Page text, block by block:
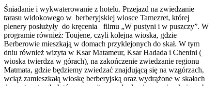
Śniadanie i wykwaterowanie z hotelu. Przejazd na zwiedzanie
tarasu widokowego w berberyjskiej wiosce Tamezret, której
plenery posłużyły do kręcenia filmu „W pustyni i w puszczy”. W
programie również: Toujene, czyli kolejna wioska, gdzie
Berberowie mieszkają w domach przyklejonych do skał. W tym
dniu również wizyta w Ksar Matameur, Ksar Hadada i Chenini (
wioska twierdza w górach), na zakończenie zwiedzanie regionu
Matmata, gdzie będziemy zwiedzać znajdującą się na wzgórzach,
wciąż zamieszkałą wioskę berberyjską oraz wydrążone w skałach